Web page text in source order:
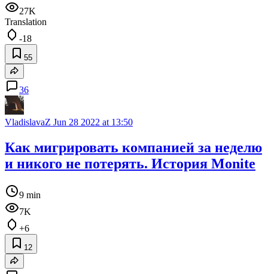
27K
Translation
-18
55
36
VladislavaZ Jun 28 2022 at 13:50
Как мигрировать компанией за неделю
и никого не потерять. История Monite
9 min
7K
+6
12